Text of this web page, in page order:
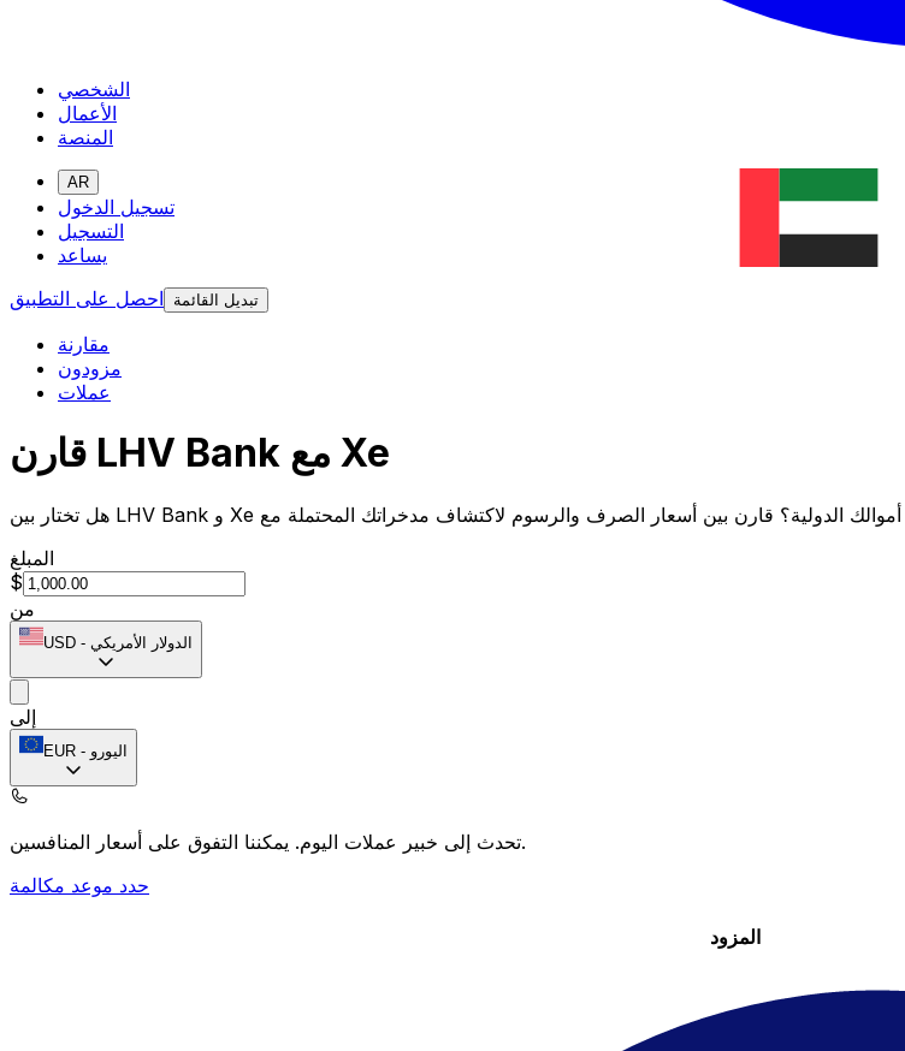
الشخصي
الأعمال
المنصة
AR
تسجيل الدخول
التسجيل
يساعد
احصل على التطبيق
تبديل القائمة
مقارنة
مزودون
عملات
قارن LHV Bank مع Xe
المبلغ
$
من
USD - الدولار الأمريكي
إلى
EUR - اليورو
تحدث إلى خبير عملات اليوم.يمكننا التفوق على أسعار المنافسين.
حدد موعد مكالمة
المزود